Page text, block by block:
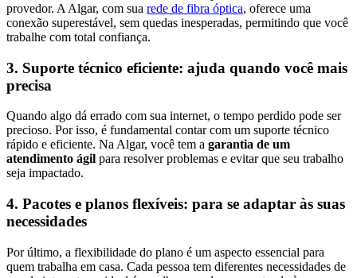
provedor. A Algar, com sua rede de fibra óptica, oferece uma
conexão superestável, sem quedas inesperadas, permitindo que você
trabalhe com total confiança.
3. Suporte técnico eficiente: ajuda quando você mais
precisa
Quando algo dá errado com sua internet, o tempo perdido pode ser
precioso. Por isso, é fundamental contar com um suporte técnico
rápido e eficiente. Na Algar, você tem a garantia de um
atendimento ágil para resolver problemas e evitar que seu trabalho
seja impactado.
4. Pacotes e planos flexíveis: para se adaptar às suas
necessidades
Por último, a flexibilidade do plano é um aspecto essencial para
quem trabalha em casa. Cada pessoa tem diferentes necessidades de